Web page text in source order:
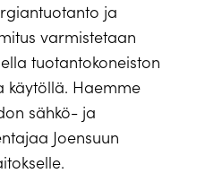
ja
varmistetaan
tuotantokoneiston
käytöllä. Haemme
sähkö- ja
Joensuun